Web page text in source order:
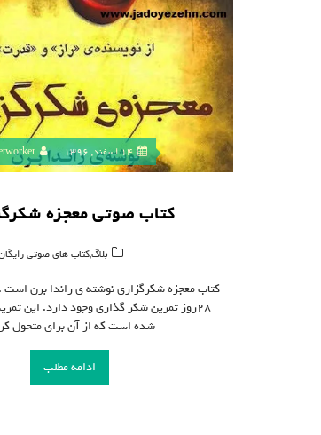
14 اسفند, 1396
کتاب صوتی معجزه
بلاگ,کتاب های صوتی
کتاب معجزه شکرگزاری نوشته ی راندا برن است
۲۸روز تمرین شکر گذاری وجود دارد. این
شده است که از آن برای متحول
ادامه مطلب